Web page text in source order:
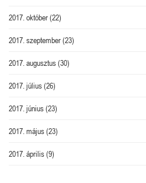
2017. október(22)
2017. szeptember(23)
2017. augusztus(30)
2017. július(26)
2017. június(23)
2017. május(23)
2017. április(9)